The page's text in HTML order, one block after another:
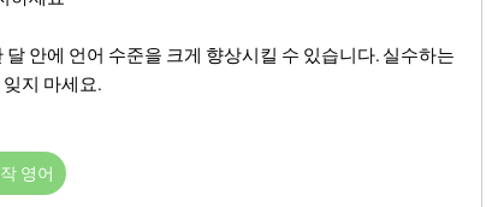
안에 언어 수준을 크게 향상시킬 수 있습니다. 실수하는
지 마세요.
영어